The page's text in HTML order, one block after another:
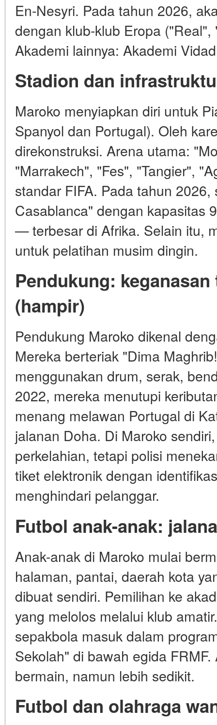
En-Nesyri. Pada tahun 2026,
dengan klub-klub Eropa
Akademi lainnya: Akademi
Stadion dan
Maroko menyiapkan diri untuk
Spanyol dan Portugal). Oleh
direkonstruksi. Arena utama:
"Marrakech", "Fes", "Tangier",
standar FIFA. Pada tahun
Casablanca" dengan kapasitas
— terbesar di Afrika. Selain itu,
untuk pelatihan musim dingin.
Pendukung:
(hampir)
Pendukung Maroko dikenal
Mereka berteriak "Dima
menggunakan drum, serak,
2022, mereka menutupi
menang melawan Portugal di
jalanan Doha. Di Maroko
perkelahian, tetapi polisi
tiket elektronik dengan
menghindari pelanggar.
Futbol anak-anak:
Anak-anak di Maroko mulai
halaman, pantai, daerah kota
dibuat sendiri. Pemilihan ke
yang melolos melalui klub
sepakbola masuk dalam
Sekolah" di bawah egida
bermain, namun lebih sedikit.
Futbol dan olahraga